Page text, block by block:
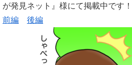
が発見ネット』様にて掲載中です！
前編
後編